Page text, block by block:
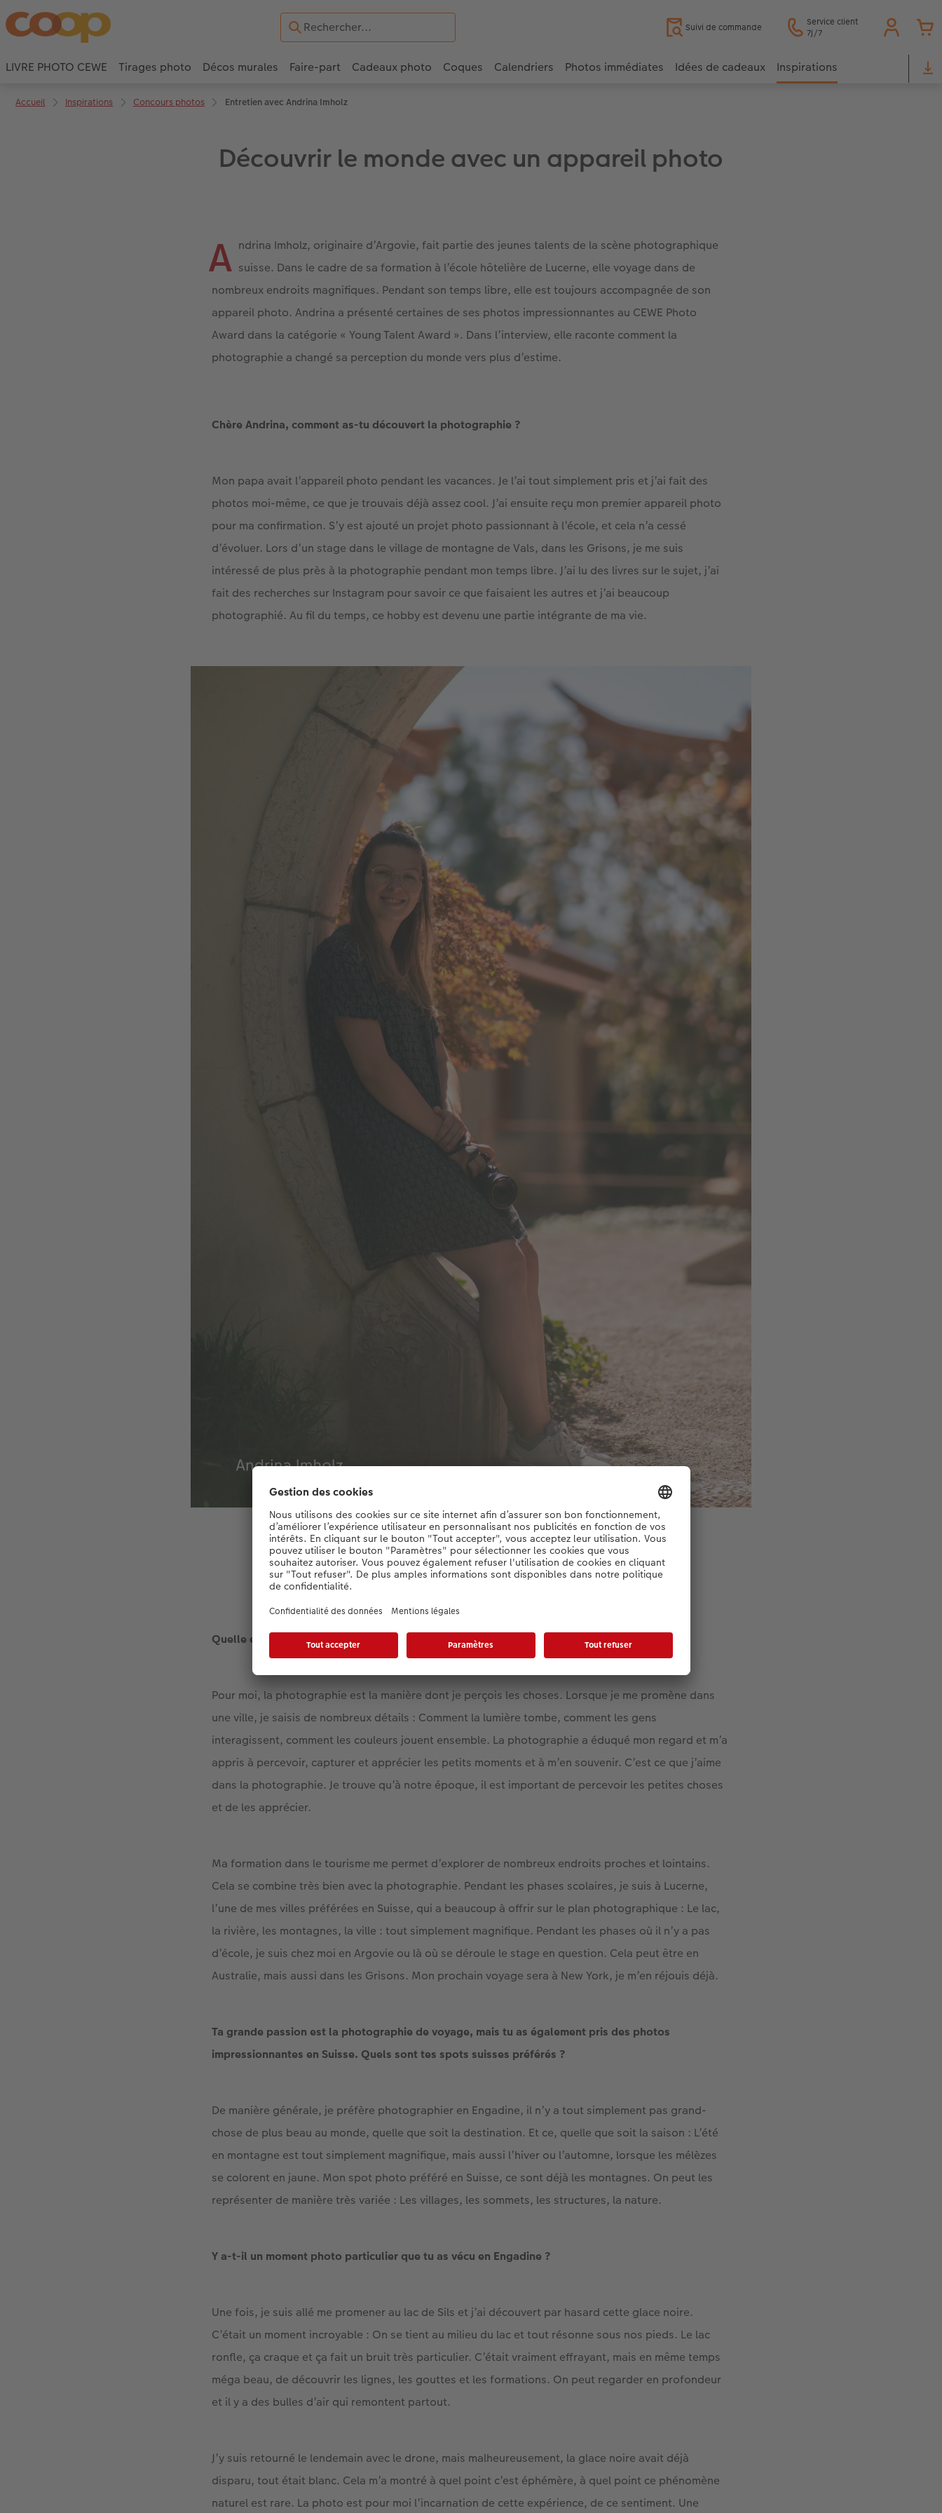
Suivi de commande
Service client
7j/7
LIVRE PHOTO CEWE Tirages photo Décos murales Faire-part Cadeaux photo Coques Calendriers Photos immédiates Idées de cadeaux Inspirations
Accueil Inspirations Concours photos Entretien avec Andrina Imholz
Découvrir le monde avec un appareil photo
A ndrina Imholz, originaire d’Argovie, fait partie des jeunes talents de la scène photographique
suisse. Dans le cadre de sa formation à l’école hôtelière de Lucerne, elle voyage dans de
nombreux endroits magnifiques. Pendant son temps libre, elle est toujours accompagnée de son
appareil photo. Andrina a présenté certaines de ses photos impressionnantes au CEWE Photo
Award dans la catégorie « Young Talent Award ». Dans l’interview, elle raconte comment la
photographie a changé sa perception du monde vers plus d’estime.
Chère Andrina, comment as-tu découvert la photographie ?
Mon papa avait l’appareil photo pendant les vacances. Je l’ai tout simplement pris et j’ai fait des
photos moi-même, ce que je trouvais déjà assez cool. J’ai ensuite reçu mon premier appareil photo
pour ma confirmation. S’y est ajouté un projet photo passionnant à l’école, et cela n’a cessé
d’évoluer. Lors d’un stage dans le village de montagne de Vals, dans les Grisons, je me suis
intéressé de plus près à la photographie pendant mon temps libre. J’ai lu des livres sur le sujet, j’ai
fait des recherches sur Instagram pour savoir ce que faisaient les autres et j’ai beaucoup
photographié. Au fil du temps, ce hobby est devenu une partie intégrante de ma vie.
Andrina Imholz d’Argovie.
© Andrina Imholz
Quelle est l’importance de la photographie pour toi aujourd’hui ?
Pour moi, la photographie est la manière dont je perçois les choses. Lorsque je me promène dans
une ville, je saisis de nombreux détails : Comment la lumière tombe, comment les gens
interagissent, comment les couleurs jouent ensemble. La photographie a éduqué mon regard et m’a
appris à percevoir, capturer et apprécier les petits moments et à m’en souvenir. C’est ce que j’aime
dans la photographie. Je trouve qu’à notre époque, il est important de percevoir les petites choses
et de les apprécier.
Ma formation dans le tourisme me permet d’explorer de nombreux endroits proches et lointains.
Cela se combine très bien avec la photographie. Pendant les phases scolaires, je suis à Lucerne,
l’une de mes villes préférées en Suisse, qui a beaucoup à offrir sur le plan photographique : Le lac,
la rivière, les montagnes, la ville : tout simplement magnifique. Pendant les phases où il n’y a pas
d’école, je suis chez moi en Argovie ou là où se déroule le stage en question. Cela peut être en
Australie, mais aussi dans les Grisons. Mon prochain voyage sera à New York, je m’en réjouis déjà.
Ta grande passion est la photographie de voyage, mais tu as également pris des photos
impressionnantes en Suisse. Quels sont tes spots suisses préférés ?
De manière générale, je préfère photographier en Engadine, il n’y a tout simplement pas grand-
chose de plus beau au monde, quelle que soit la destination. Et ce, quelle que soit la saison : L’été
en montagne est tout simplement magnifique, mais aussi l’hiver ou l’automne, lorsque les mélèzes
se colorent en jaune. Mon spot photo préféré en Suisse, ce sont déjà les montagnes. On peut les
représenter de manière très variée : Les villages, les sommets, les structures, la nature.
Y a-t-il un moment photo particulier que tu as vécu en Engadine ?
Une fois, je suis allé me promener au lac de Sils et j’ai découvert par hasard cette glace noire.
C’était un moment incroyable : On se tient au milieu du lac et tout résonne sous nos pieds. Le lac
ronfle, ça craque et ça fait un bruit très particulier. C’était vraiment effrayant, mais en même temps
méga beau, de découvrir les lignes, les gouttes et les formations. On peut regarder en profondeur
et il y a des bulles d’air qui remontent partout.
J’y suis retourné le lendemain avec le drone, mais malheureusement, la glace noire avait déjà
disparu, tout était blanc. Cela m’a montré à quel point c’est éphémère, à quel point ce phénomène
naturel est rare. La photo est pour moi l’incarnation de cette expérience, de ce sentiment. Une